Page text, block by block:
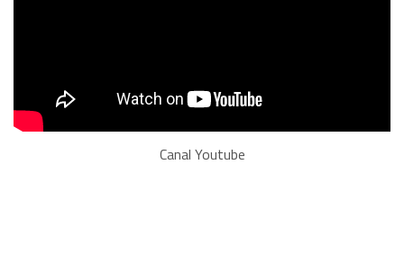
Canal Youtube